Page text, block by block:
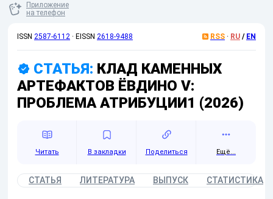
Приложение
на телефон
ISSN 2587-6112 · EISSN 2618-9488 RSS · RU / EN
СТАТЬЯ: КЛАД КАМЕННЫХ
АРТЕФАКТОВ ЁВДИНО V:
ПРОБЛЕМА АТРИБУЦИИ1 (2026)
Читать Поделиться Ещё...
СТАТЬЯ ЛИТЕРАТУРА ВЫПУСК СТАТИСТИКА